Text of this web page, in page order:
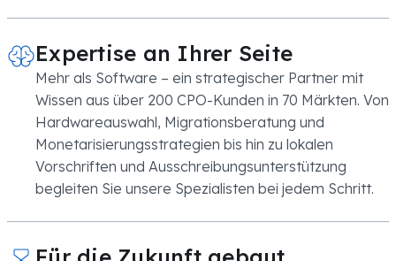
Expertise an Ihrer Seite
Mehr als Software – ein strategischer Partner mit
Wissen aus über 200 CPO-Kunden in 70 Märkten. Von
Hardwareauswahl, Migrationsberatung und
Monetarisierungsstrategien bis hin zu lokalen
Vorschriften und Ausschreibungsunterstützung
begleiten Sie unsere Spezialisten bei jedem Schritt.